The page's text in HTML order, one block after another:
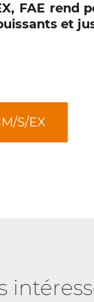
FAE rend
et
S/EX